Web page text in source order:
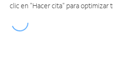
clic en "Hacer cita" para optimizar